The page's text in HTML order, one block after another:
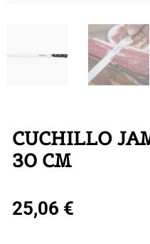
CUCHILLO
30 CM
25,06 €